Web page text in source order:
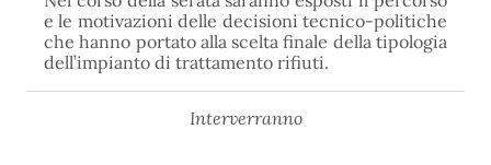
e le motivazioni delle decisioni tecnico-politiche
che hanno portato alla scelta finale della tipologia
dell’impianto di trattamento rifiuti.
Interverranno